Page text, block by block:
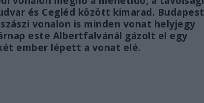
és Cegléd között kimarad. Budapest
vonalon is minden vonat helyjegy
este Albertfalvánál gázolt el egy
ember lépett a vonat elé.